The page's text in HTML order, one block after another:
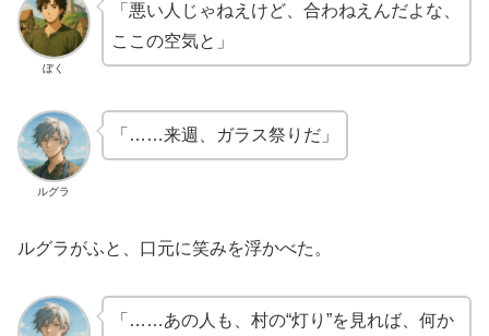
ぼく
「悪い人じゃねえけど、合わねえんだよな、
ここの空気と」
ルグラ
「……来週、ガラス祭りだ」
ルグラがふと、口元に笑みを浮かべた。
「……あの人も、村の“灯り”を見れば、何か